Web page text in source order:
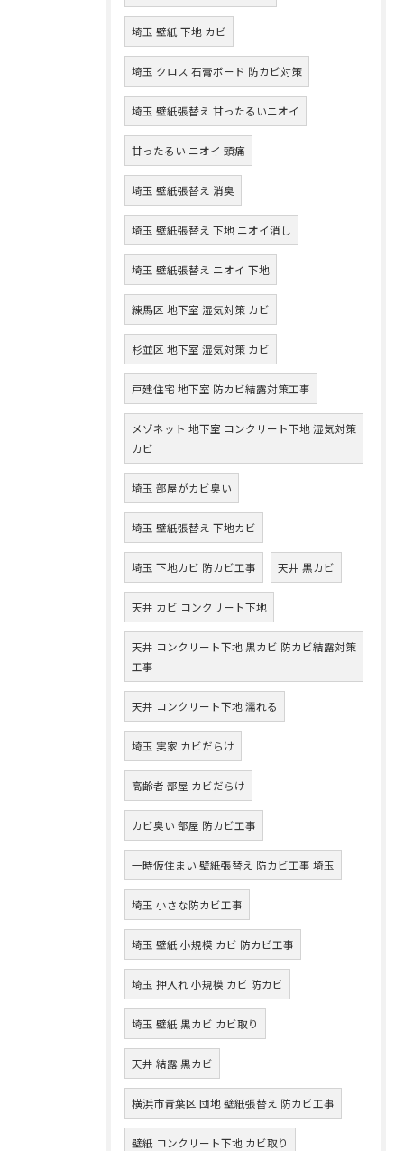
埼玉 壁紙 下地 カビ
埼玉 クロス 石膏ボード 防カビ対策
埼玉 壁紙張替え 甘ったるいニオイ
甘ったるい ニオイ 頭痛
埼玉 壁紙張替え 消臭
埼玉 壁紙張替え 下地 ニオイ消し
埼玉 壁紙張替え ニオイ 下地
練馬区 地下室 湿気対策 カビ
杉並区 地下室 湿気対策 カビ
戸建住宅 地下室 防カビ結露対策工事
メゾネット 地下室 コンクリート下地 湿気対策
カビ
埼玉 部屋がカビ臭い
埼玉 壁紙張替え 下地カビ
埼玉 下地カビ 防カビ工事 天井 黒カビ
天井 カビ コンクリート下地
天井 コンクリート下地 黒カビ 防カビ結露対策
工事
天井 コンクリート下地 濡れる
埼玉 実家 カビだらけ
高齢者 部屋 カビだらけ
カビ臭い 部屋 防カビ工事
一時仮住まい 壁紙張替え 防カビ工事 埼玉
埼玉 小さな防カビ工事
埼玉 壁紙 小規模 カビ 防カビ工事
埼玉 押入れ 小規模 カビ 防カビ
埼玉 壁紙 黒カビ カビ取り
天井 結露 黒カビ
横浜市青葉区 団地 壁紙張替え 防カビ工事
壁紙 コンクリート下地 カビ取り